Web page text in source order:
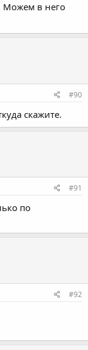
Можем в него
#90
скажите.
#91
по
#92